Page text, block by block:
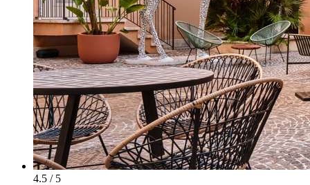
4.5 / 5